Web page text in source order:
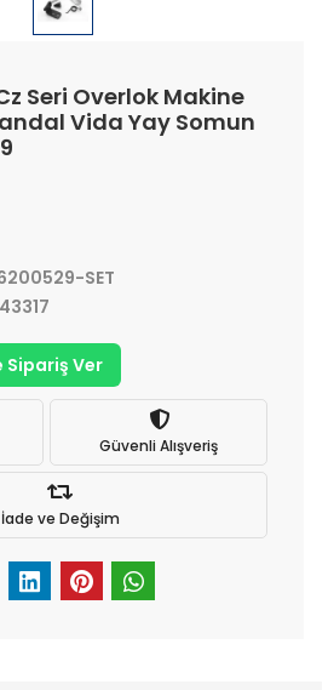
Seri Overlok Makine
Vida Yay Somun
SET
Sipariş Ver
Güvenli Alışveriş
İade ve Değişim